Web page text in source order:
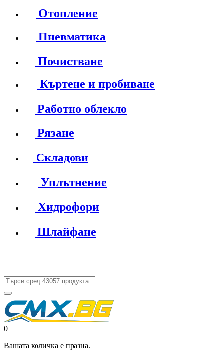
Отопление
Пневматика
Почистване
Къртене и пробиване
Работно облекло
Рязане
Складови
Уплътнение
Хидрофори
Шлайфане
0
Вашата количка е празна.